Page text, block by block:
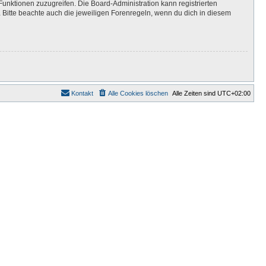
zuzugreifen. Die Board-Administration kann registrierten
beachte auch die jeweiligen Forenregeln, wenn du dich in diesem
Alle Zeiten sind UTC+02:00
Alle Cookies löschen
Kontakt